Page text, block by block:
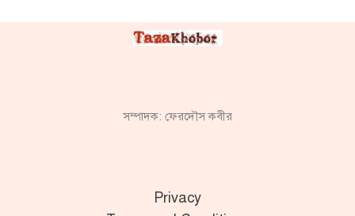
সম্পাদক: ফেরদৌস কবীর
Privacy